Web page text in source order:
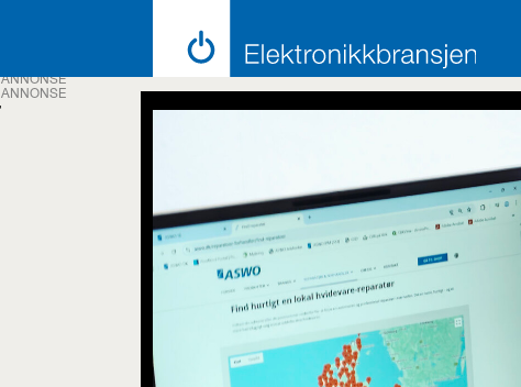
ANNONSE
ANNONSE